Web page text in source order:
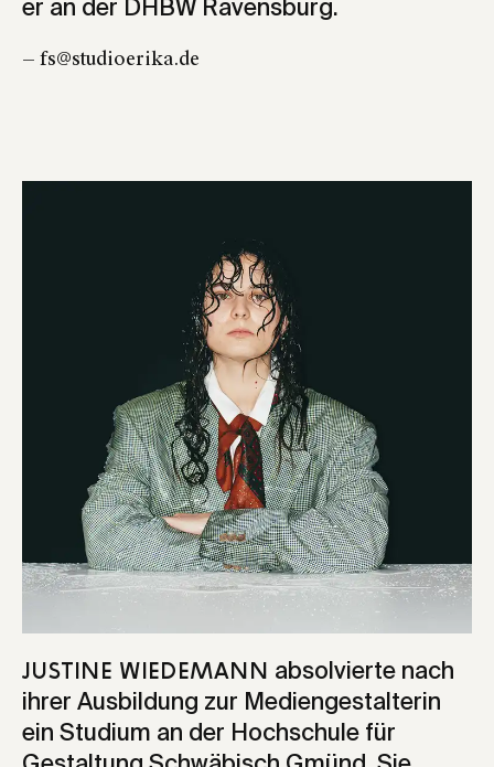
er an der DHBW Ravensburg.
— fs@studioerika.de
Justine Wiedemann absolvierte nach
ihrer Ausbildung zur Mediengestalterin
ein Studium an der Hochschule für